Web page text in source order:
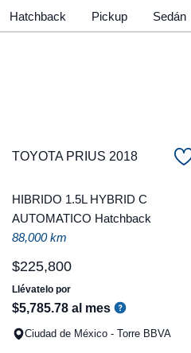
Hatchback Pickup Sedán
TOYOTA PRIUS 2018
HIBRIDO 1.5L HYBRID C
AUTOMATICO Hatchback
88,000 km
$225,800
Llévatelo por
$5,785.78 al mes
Ciudad de México - Torre BBVA